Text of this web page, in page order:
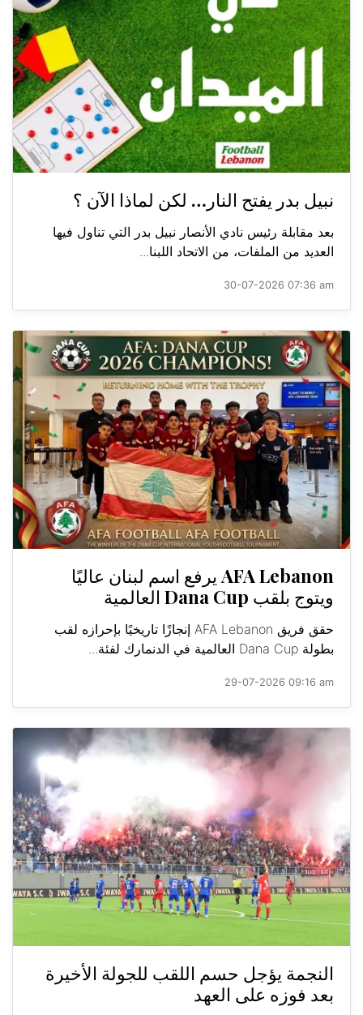
نبيل بدر يفتح النار… لكن لماذا الآن ؟
بعد مقابلة رئيس نادي الأنصار نبيل بدر التي تناول فيها
العديد من الملفات، من الاتحاد اللبنا...
30-07-2026 07:36 am
AFA Lebanon يرفع اسم لبنان عاليًا
ويتوج بلقب Dana Cup العالمية
حقق فريق AFA Lebanon إنجازًا تاريخيًا بإحرازه لقب
بطولة Dana Cup العالمية في الدنمارك لفئة...
29-07-2026 09:16 am
النجمة يؤجل حسم اللقب للجولة الأخيرة
بعد فوزه على العهد